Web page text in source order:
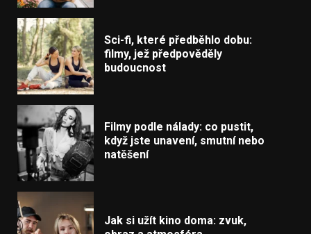
Sci-fi, které předběhlo dobu:
filmy, jež předpověděly
budoucnost
Filmy podle nálady: co pustit,
když jste unavení, smutní nebo
natěšení
Jak si užít kino doma: zvuk,